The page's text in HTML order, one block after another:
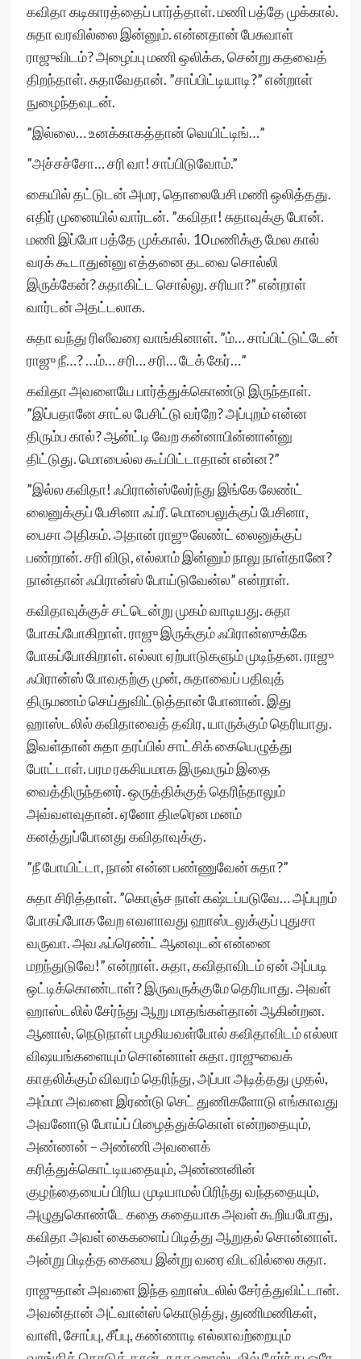
கவிதா கடிகாரத்தைப் பார்த்தாள். மணி பத்தே முக்கால்.
சுதா வரவில்லை இன்னும். என்னதான் பேசுவாள்
ராஜுவிடம்? அழைப்பு மணி ஒலிக்க, சென்று கதவைத்
திறந்தாள். சுதாவேதான். ”சாப்பிட்டியாடி?” என்றாள்
நுழைந்தவுடன்.
”இல்லை… உனக்காகத்தான் வெயிட்டிங்…”
”அச்சச்சோ… சரி வா! சாப்பிடுவோம்.”
கையில் தட்டுடன் அமர, தொலைபேசி மணி ஒலித்தது.
எதிர் முனையில் வார்டன். ”கவிதா! சுதாவுக்கு போன்.
மணி இப்போ பத்தே முக்கால். 10 மணிக்கு மேல கால்
வரக் கூடாதுன்னு எத்தனை தடவை சொல்லி
இருக்கேன்? சுதாகிட்ட சொல்லு. சரியா?” என்றாள்
வார்டன் அதட்டலாக.
சுதா வந்து ரிஸீவரை வாங்கினாள். ”ம்… சாப்பிட்டுட்டேன்
ராஜு நீ…? …ம்… சரி… சரி… டேக் கேர்…”
கவிதா அவளையே பார்த்துக்கொண்டு இருந்தாள்.
”இப்பதானே சாட்ல பேசிட்டு வர்றே? அப்புறம் என்ன
திரும்ப கால்? ஆன்ட்டி வேற கன்னாபின்னான்னு
திட்டுது. மொபைல்ல கூப்பிட்டாதான் என்ன?”
”இல்ல கவிதா! ஃபிரான்ஸ்லேர்ந்து இங்கே லேண்ட்
லைனுக்குப் பேசினா ஃப்ரீ. மொபைலுக்குப் பேசினா,
பைசா அதிகம். அதான் ராஜு லேண்ட் லைனுக்குப்
பண்றான். சரி விடு, எல்லாம் இன்னும் நாலு நாள்தானே?
நான்தான் ஃபிரான்ஸ் போய்டுவேன்ல” என்றாள்.
கவிதாவுக்குச் சட்டென்று முகம் வாடியது. சுதா
போகப்போகிறாள். ராஜு இருக்கும் ஃபிரான்ஸுக்கே
போகப்போகிறாள். எல்லா ஏற்பாடுகளும் முடிந்தன. ராஜு
ஃபிரான்ஸ் போவதற்கு முன், சுதாவைப் பதிவுத்
திருமணம் செய்துவிட்டுத்தான் போனான். இது
ஹாஸ்டலில் கவிதாவைத் தவிர, யாருக்கும் தெரியாது.
இவள்தான் சுதா தரப்பில் சாட்சிக் கையெழுத்து
போட்டாள். பரம ரகசியமாக இருவரும் இதை
வைத்திருந்தனர். ஒருத்திக்குத் தெரிந்தாலும்
அவ்வளவுதான். ஏனோ திடீரென மனம்
கனத்துப்போனது கவிதாவுக்கு.
”நீ போயிட்டா, நான் என்ன பண்ணுவேன் சுதா?”
சுதா சிரித்தாள். ”கொஞ்ச நாள் கஷ்டப்படுவே… அப்புறம்
போகப்போக வேற எவளாவது ஹாஸ்டலுக்குப் புதுசா
வருவா. அவ ஃப்ரெண்ட் ஆனவுடன் என்னை
மறந்துடுவே!” என்றாள். சுதா, கவிதாவிடம் ஏன் அப்படி
ஒட்டிக்கொண்டாள்? இருவருக்குமே தெரியாது. அவள்
ஹாஸ்டலில் சேர்ந்து ஆறு மாதங்கள்தான் ஆகின்றன.
ஆனால், நெடுநாள் பழகியவள்போல் கவிதாவிடம் எல்லா
விஷயங்களையும் சொன்னாள் சுதா. ராஜுவைக்
காதலிக்கும் விவரம் தெரிந்து, அப்பா அடித்தது முதல்,
அம்மா அவளை இரண்டு செட் துணிகளோடு எங்காவது
அவனோடு போய்ப் பிழைத்துக்கொள் என்றதையும்,
அண்ணன் – அண்ணி அவளைக்
கரித்துக்கொட்டியதையும், அண்ணனின்
குழந்தையைப் பிரிய முடியாமல் பிரிந்து வந்ததையும்,
அழுதுகொண்டே கதை கதையாக அவள் கூறியபோது,
கவிதா அவள் கைகளைப் பிடித்து ஆறுதல் சொன்னாள்.
அன்று பிடித்த கையை இன்று வரை விடவில்லை சுதா.
ராஜுதான் அவளை இந்த ஹாஸ்டலில் சேர்த்துவிட்டான்.
அவன்தான் அட்வான்ஸ் கொடுத்து, துணிமணிகள்,
வாளி, சோப்பு, சீப்பு, கண்ணாடி எல்லாவற்றையும்